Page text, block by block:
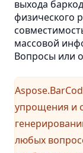
выхода
физического
массовой
Вопросы или
упрощения и
любых